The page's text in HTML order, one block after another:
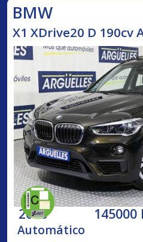
BMW
X1 XDrive20 D 190cv
2016 145000
Automático